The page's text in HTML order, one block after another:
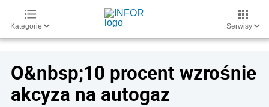
Kategorie Serwisy
O&nbsp;10 procent wzrośnie
akcyza na autogaz